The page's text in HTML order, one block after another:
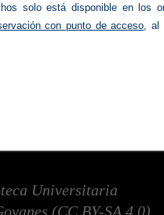
solo está disponible en los
con punto de acceso ,
Universitaria
(CC BY-SA 4.0)